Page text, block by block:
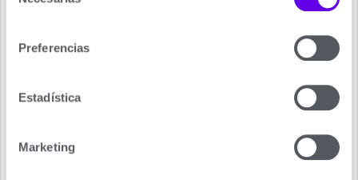
Preferencias
Estadística
Marketing
Circulador modulante de alta eficiencia con bajo
Cuadro de control retroiluminado de fácil manejo.